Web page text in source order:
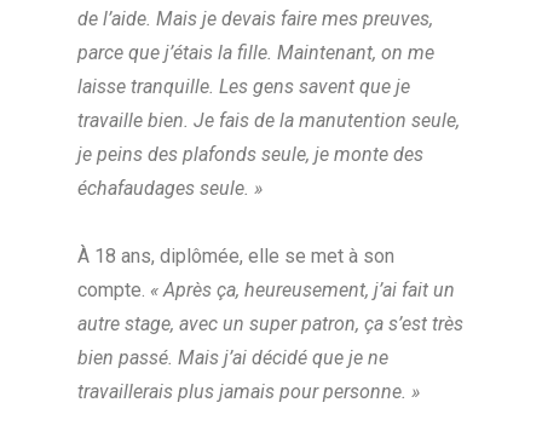
de l’aide. Mais je devais faire mes preuves,
parce que j’étais la fille. Maintenant, on me
laisse tranquille. Les gens savent que je
travaille bien. Je fais de la manutention seule,
je peins des plafonds seule, je monte des
échafaudages seule. »
À 18 ans, diplômée, elle se met à son
compte. « Après ça, heureusement, j’ai fait un
autre stage, avec un super patron, ça s’est très
bien passé. Mais j’ai décidé que je ne
travaillerais plus jamais pour personne. »